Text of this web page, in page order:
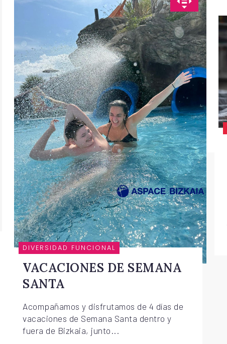
DIVERSIDAD FUNCIONAL
VACACIONES DE SEMANA
SANTA
Acompañamos y disfrutamos de 4 días de
vacaciones de Semana Santa dentro y
fuera de Bizkaia, junto...